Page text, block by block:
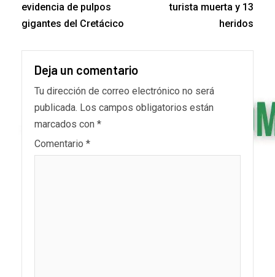
evidencia de pulpos
gigantes del Cretácico
turista muerta y 13
heridos
Deja un comentario
Tu dirección de correo electrónico no será
publicada. Los campos obligatorios están
marcados con *
Comentario *